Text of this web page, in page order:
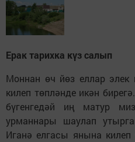
Ерак тарихка күз салып
Моннан өч йөз еллар элек
килеп төпләнде икән
бүгенгедәй иң матур
урманнары шаулап
Иганә елгасы янына килеп